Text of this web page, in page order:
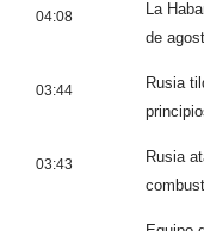
04:08
La
de
03:44
Rusia
03:43
Rusia